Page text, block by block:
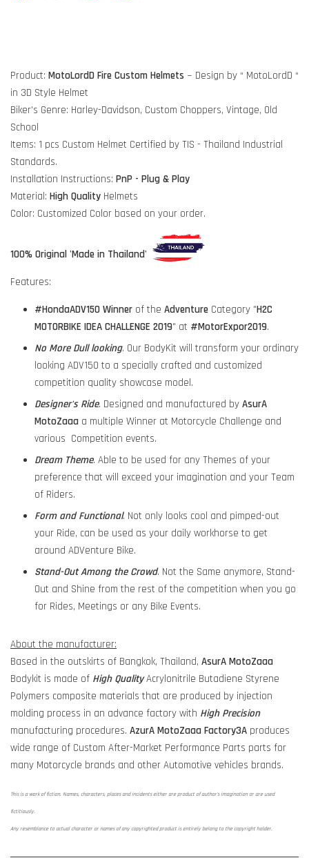
Product: MotoLordD Fire Custom Helmets ~ Design by “ MotoLordD “
in 3D Style Helmet
Biker's Genre: Harley-Davidson, Custom Choppers, Vintage, Old
School
Items: 1 pcs Custom Helmet Certified by TIS - Thailand Industrial
Standards.
Installation Instructions: PnP - Plug & Play
Material: High Quality Helmets
Color: Customized Color based on your order.
100% Original 'Made in Thailand'
Features:
#HondaADV150 Winner of the Adventure Category "H2C
MOTORBIKE IDEA CHALLENGE 2019" at #MotorExpor2019.
No More Dull looking. Our BodyKit will transform your ordinary
looking ADV150 to a specially crafted and customized
competition quality showcase model.
Designer's Ride. Designed and manufactured by AsurA
MotoZaaa a multiple Winner at Motorcycle Challenge and
various Competition events.
Dream Theme. Able to be used for any Themes of your
preference that will exceed your imagination and your Team
of Riders.
Form and Functional. Not only looks cool and pimped-out
your Ride, can be used as your daily workhorse to get
around ADVenture Bike.
Stand-Out Among the Crowd. Not the Same anymore, Stand-
Out and Shine from the rest of the competition when you go
for Rides, Meetings or any Bike Events.
About the manufacturer:
Based in the outskirts of Bangkok, Thailand, AsurA MotoZaaa
Bodykit is made of High QualityAcrylonitrile Butadiene Styrene
Polymers composite materials that are produced by injection
molding process in an advance factory with High Precision
manufacturing procedures. AzurA MotoZaaa Factory3A produces
wide range of Custom After-Market Performance Parts parts for
many Motorcycle brands and other Automotive vehicles brands.
This is a work of fiction. Names, characters, places and incidents either are product of author's imagination or are used
fictitiously.
Any resemblance to actual character or names of any copyrighted product is entirely belong to the copyright holder.